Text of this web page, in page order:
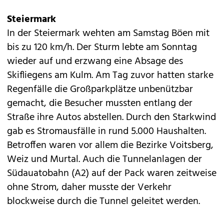
Steiermark
In der Steiermark wehten am Samstag Böen mit
bis zu 120 km/h. Der Sturm lebte am Sonntag
wieder auf und erzwang eine Absage des
Skifliegens am Kulm. Am Tag zuvor hatten starke
Regenfälle die Großparkplätze unbenützbar
gemacht, die Besucher mussten entlang der
Straße ihre Autos abstellen. Durch den Starkwind
gab es Stromausfälle in rund 5.000 Haushalten.
Betroffen waren vor allem die Bezirke Voitsberg,
Weiz und Murtal. Auch die Tunnelanlagen der
Südauatobahn (A2) auf der Pack waren zeitweise
ohne Strom, daher musste der Verkehr
blockweise durch die Tunnel geleitet werden.